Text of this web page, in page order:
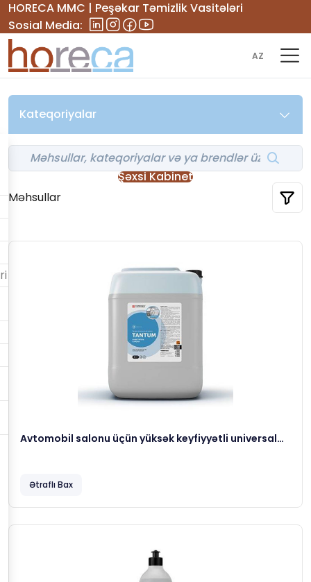
HORECA MMC | Peşəkar Təmizlik Vasitələri
Sosial Media:
AZ
Kateqoriyalar
Şəxsi Kabinet
Məhsullar
Avtomobil salonu üçün yüksək keyfiyyətli universal
Ətraflı Bax